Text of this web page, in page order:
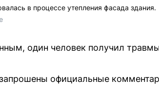
в процессе утепления фасада здания.
один человек получил
официальные